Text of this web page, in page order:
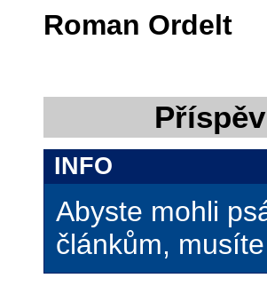
Roman Ordelt
INFO
Abyste mohli
článkům,